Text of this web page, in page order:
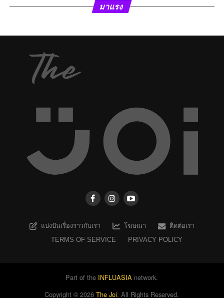
มาแรง
แบ่งปันเรื่องราวกับเรา โฆษณา
ติดต่อเรา
TERMS OF SERVICE
PRIVACY POLICY
Part of the INFLUASIA network.
Copyright ©2026 The Joi. All Rights Reserved.